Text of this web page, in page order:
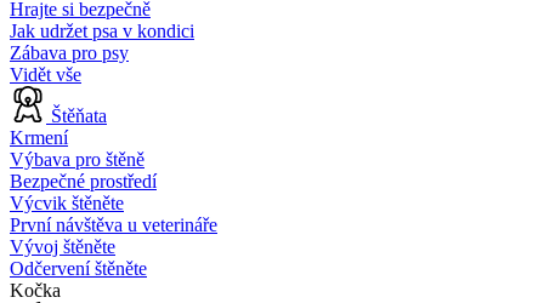
Hrajte si bezpečně
Jak udržet psa v kondici
Zábava pro psy
Vidět vše
Štěňata
Krmení
Výbava pro štěně
Bezpečné prostředí
Výcvik štěněte
První návštěva u veterináře
Vývoj štěněte
Odčervení štěněte
Kočka